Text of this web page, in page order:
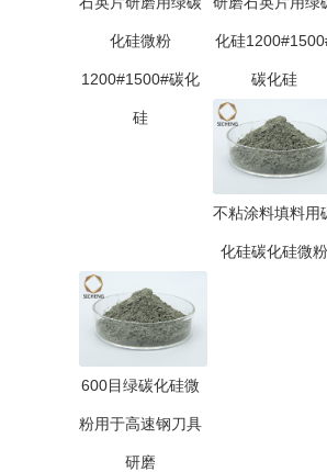
化硅微粉
1200#1500#碳化
硅
化硅
碳化硅
不粘涂料填料用
化硅碳化硅微粉
600目绿碳化硅微
粉用于高速钢刀具
研磨